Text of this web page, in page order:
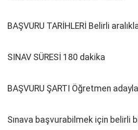
BAŞVURU TARİHLERİ Belirli
SINAV SÜRESİ 180 dakika
BAŞVURU ŞARTI Öğretmen
Sınava başvurabilmek için belirli